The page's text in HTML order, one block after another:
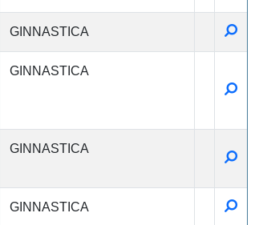
GINNASTICA
GINNASTICA
GINNASTICA
GINNASTICA